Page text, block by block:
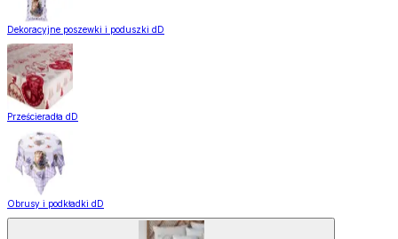
Dekoracyjne poszewki i poduszki dD
Prześcieradła dD
Obrusy i podkładki dD